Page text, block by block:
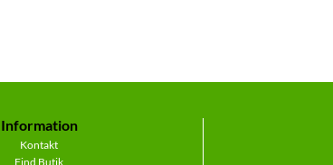
Information
Kontakt
Find Butik